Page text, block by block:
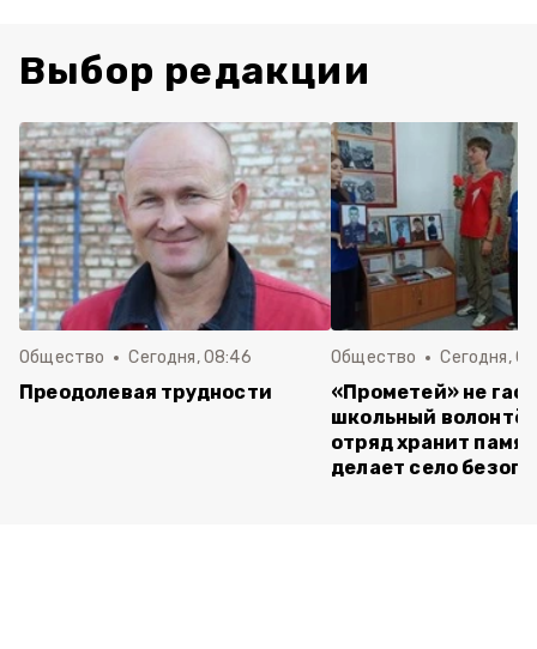
Выбор редакции
Общество Сегодня, 08:46
Преодолевая трудности
Общество Сегодня,
«Прометей» не
школьный
отряд хранит
делает село